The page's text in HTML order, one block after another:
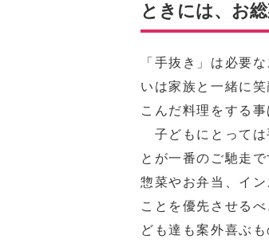
ときには、お
「手抜き」は必要
いは家族と一緒に
こんだ料理をする
子どもにとっては
とが一番のご馳走
惣菜やお弁当、イ
ことを優先させる
ども達も案外喜ぶも